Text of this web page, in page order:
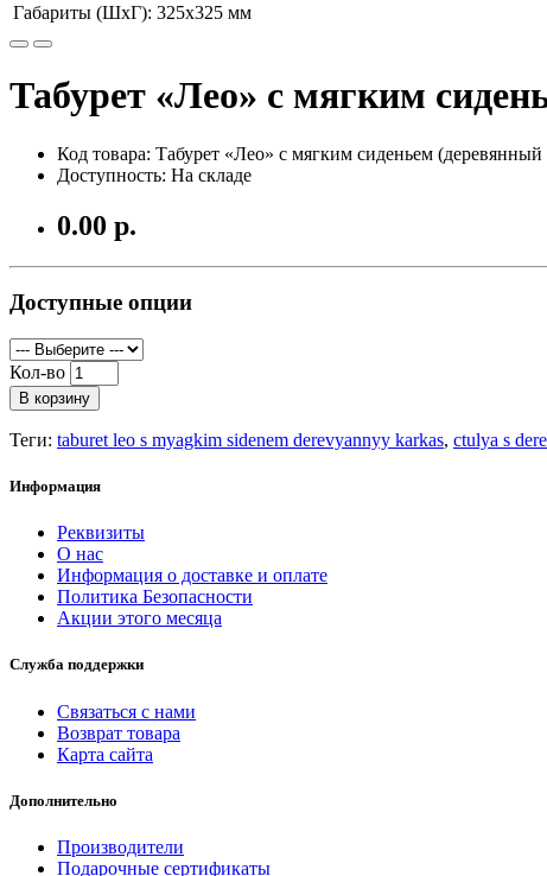
Габариты (ШхГ): 325х325 мм
Табурет «Лео» с мягким
Код товара: Табурет «Лео» с мягким сиденьем (деревянный
Доступность: На складе
0.00 р.
Доступные опции
Кол-во
В корзину
Теги: taburet leo s myagkim sidenem derevyannyy karkas, ctulya s
Информация
Реквизиты
О нас
Информация о доставке и оплате
Политика Безопасности
Акции этого месяца
Служба поддержки
Связаться с нами
Возврат товара
Карта сайта
Дополнительно
Производители
Подарочные сертификаты